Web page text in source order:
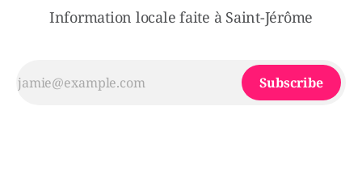
Information locale faite à Saint-Jérôme
Subscribe